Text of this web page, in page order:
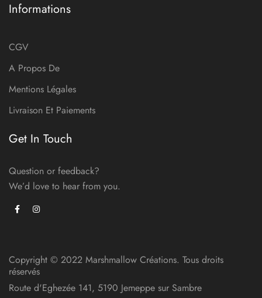
Informations
CGV
A Propos De
Mentions Légales
Livraison Et Paiements
Get In Touch
Question or feedback?
We’d love to hear from you.
Copyright © 2022 Marshmallow Créations. Tous droits
réservés
Route d'Eghezée 141, 5190 Jemeppe sur Sambre